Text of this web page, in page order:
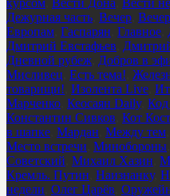
Дежурная часть Вечер
Европам Гаспарян Главное
Дмитрий Евстафьев
Дневной рубеж Добров в
Мисливец Есть тема!
товарищи! Изолента Live
Марченко Кеосаян Daily, Код
Константин Сивков Кот
в шапке Мардан Между тем
Место встречи Минобороны
Советский Михаил Хазин
Кремль. Путин Наизнанку,
недели Олег Царёв